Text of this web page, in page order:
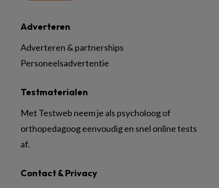
Contact & Privacy
Testmaterialen
Met Testweb neem je als psycholoog of
orthopedagoog eenvoudig en snel online tests
af.
Adverteren
Adverteren & partnerships
Personeelsadvertentie